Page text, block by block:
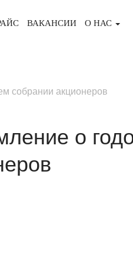
ВАКАНСИИ О НАС
собрании акционеров
о